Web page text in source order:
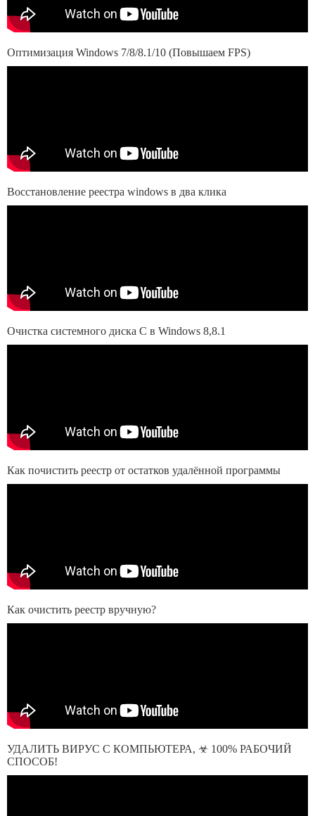
Оптимизация Windows 7/8/8.1/10 (Повышаем FPS)
Восстановление реестра windows в два клика
Очистка системного диска С в Windows 8,8.1
Как почистить реестр от остатков удалённой программы
Как очистить реестр вручную?
УДАЛИТЬ ВИРУС С КОМПЬЮТЕРА, ☣ 100% РАБОЧИЙ
СПОСОБ!